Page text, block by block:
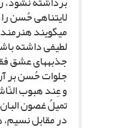
لایتناهى حُسن
مى‏گویند
لطیفى داشته
جذبه‏هاى عشق
جلوات حُسن بر
و عِند هبوب
تمیلُ غصون
در مقابل نسیم،